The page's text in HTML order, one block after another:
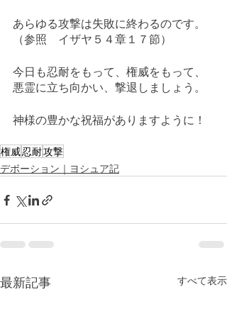
あらゆる攻撃は失敗に終わるのです。
（参照　イザヤ５４章１７節）
今日も忍耐をもって、権威をもって、
悪霊に立ち向かい、撃退しましょう。
神様の豊かな祝福がありますように！
権威忍耐攻撃
デボーション｜ヨシュア記
最新記事 すべて表示